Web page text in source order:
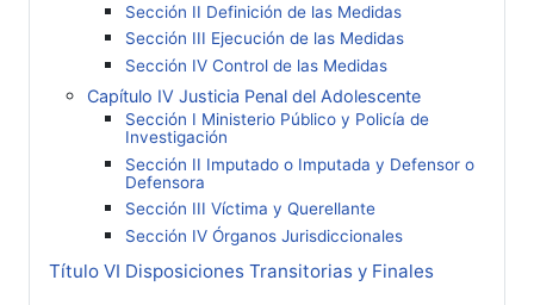
Sección II Definición de las Medidas
Sección III Ejecución de las Medidas
Sección IV Control de las Medidas
Capítulo IV Justicia Penal del Adolescente
Sección I Ministerio Público y Policía de
Investigación
Sección II Imputado o Imputada y Defensor o
Defensora
Sección III Víctima y Querellante
Sección IV Órganos Jurisdiccionales
Título VI Disposiciones Transitorias y Finales